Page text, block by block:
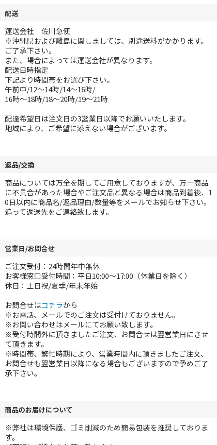
配送
運送会社 佐川急便
※沖縄県および離島に関しましては、別途送料がかかります。
ご了承下さい。
また、場合によっては運送会社が異なります。
配送日時指定
下記より時間帯をお選び下さい。
午前中/12～14時/14～16時/
16時～18時/18～20時/19～21時
配達希望日は注文日の3営業日以降でお願いいたします。
地域により、ご希望に添えない場合がございます。
返品/交換
商品については万全を期してご用意しておりますが、万一商品
に不具合があった場合やご注文品と異なる場合は商品到着後、1
0日以内に商品名/返品理由/数量等をメールでお知らせ下さい。
追って返送先をご連絡致します。
営業日/お問合せ
ご注文受付：24時間年中無休
お客様窓口受付時間：平日10:00～17:00（休業日を除く）
休日：土日祝/夏季/年末年始
お問合せはコチラから
※お電話、メールでのご注文は受付けておりません。
※お問い合わせはメールにてお願い致します。
※受付時間外に頂きましたご注文、お問合せは翌営業日にさせ
て頂きます。
※時間帯、繁忙時期により、営業時間内に頂きましたご注文、
お問合せも翌営業日以降になる場合もございますので予めご了
承下さい。
商品のお届けについて
※弊社は環境保護、ゴミ削減のため簡易包装を推奨しておりま
す。